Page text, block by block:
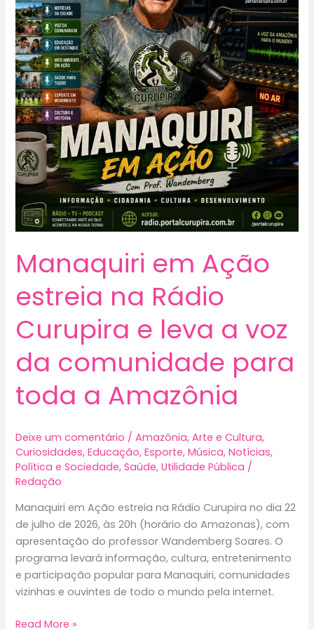
Manaquiri em Ação
estreia na Rádio
Curupira e leva a voz
da comunidade para
toda a Amazônia
Deixe um comentário /Amazônia,Arte e Cultura,
Curiosidades,Educação,Esporte,Música,Notícias,
Política e Sociedade,Saúde,Utilidade Pública /
Redação
Manaquiri em Ação estreia na Rádio Curupira no dia 22
de julho de 2026, às 20h (horário do Amazonas), com
apresentação do professor Wandemberg Soares. O
programa levará informação, cultura, entretenimento
e participação popular para Manaquiri, comunidades
vizinhas e ouvintes de todo o mundo pela internet.
Manaquiri
Read More »